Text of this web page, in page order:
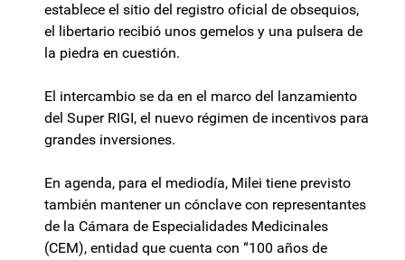
establece el sitio del registro oficial de obsequios,
el libertario recibió unos gemelos y una pulsera de
la piedra en cuestión.
El intercambio se da en el marco del lanzamiento
del Super RIGI, el nuevo régimen de incentivos para
grandes inversiones.
En agenda, para el mediodía, Milei tiene previsto
también mantener un cónclave con representantes
de la Cámara de Especialidades Medicinales
(CEM), entidad que cuenta con “100 años de